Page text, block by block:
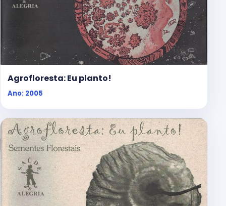
Agrofloresta: Eu planto!
Ano: 2005